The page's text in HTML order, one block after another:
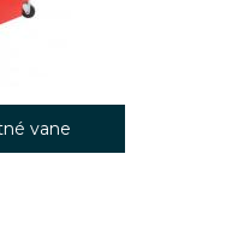
vane